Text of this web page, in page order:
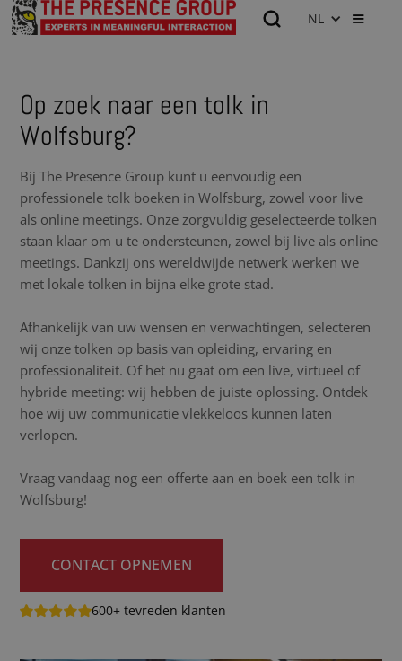
NL
Op zoek naar een tolk in
Wolfsburg?
Bij The Presence Group kunt u eenvoudig een
professionele tolk boeken in Wolfsburg, zowel voor live
als online meetings. Onze zorgvuldig geselecteerde tolken
staan klaar om u te ondersteunen, zowel bij live als online
meetings. Dankzij ons wereldwijde netwerk werken we
met lokale tolken in bijna elke grote stad.
Afhankelijk van uw wensen en verwachtingen, selecteren
wij onze tolken op basis van opleiding, ervaring en
professionaliteit. Of het nu gaat om een live, virtueel of
hybride meeting: wij hebben de juiste oplossing. Ontdek
hoe wij uw communicatie vlekkeloos kunnen laten
verlopen.
Vraag vandaag nog een offerte aan en boek een tolk in
Wolfsburg!
CONTACT OPNEMEN
600+ tevreden klanten